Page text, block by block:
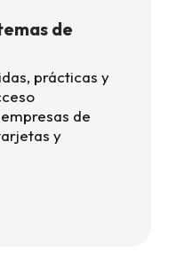
de
prácticas y
de
y